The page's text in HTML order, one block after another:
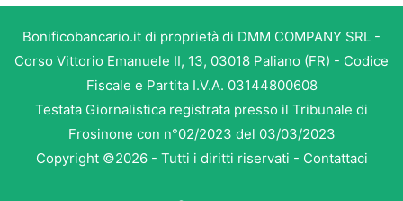
Bonificobancario.it di proprietà di DMM COMPANY SRL -
Corso Vittorio Emanuele II, 13, 03018 Paliano (FR) - Codice
Fiscale e Partita I.V.A. 03144800608
Testata Giornalistica registrata presso il Tribunale di
Frosinone con n°02/2023 del 03/03/2023
Copyright ©2026 - Tutti i diritti riservati - Contattaci